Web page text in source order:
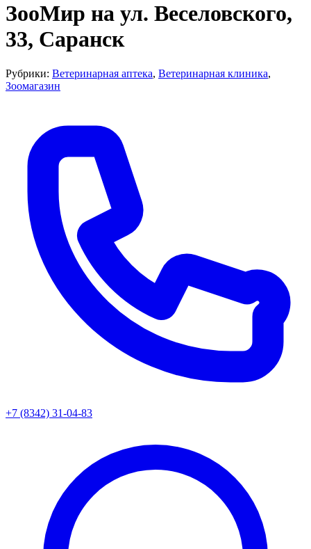
ЗооМир на ул. Веселовского,
33, Саранск
Рубрики: Ветеринарная аптека, Ветеринарная клиника,
Зоомагазин
+7 (8342) 31-04-83